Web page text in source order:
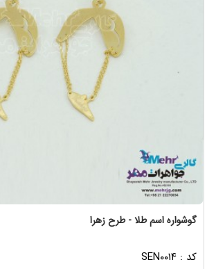
گوشواره اسم طلا - طرح زهرا
کد : SEN۰۰۱۴